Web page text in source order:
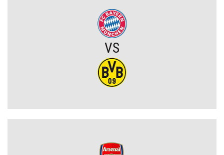
OFICJALNIE: Vinicius Junior przedłużył kontrakt z Realem Madryt!
Raków rozczarował. Szwedzi wyjechali spod Jasnej Góry z cennym
Koszmarny mecz GKS. Katowiczanie zawalili w obronie i na
VS